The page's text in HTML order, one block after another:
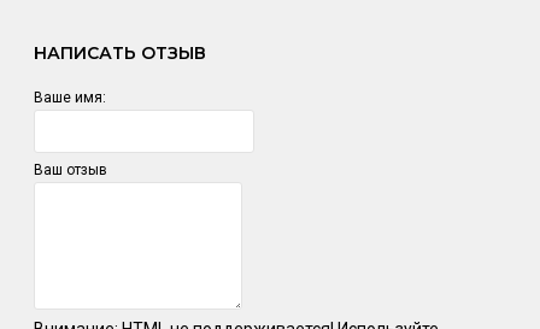
НАПИСАТЬ ОТЗЫВ
Ваше имя:
Ваш отзыв